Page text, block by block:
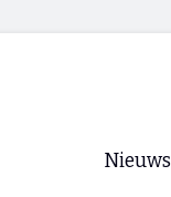
Nieuws